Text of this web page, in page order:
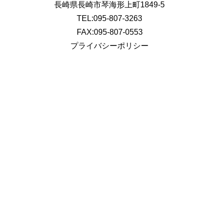
長崎県長崎市琴海形上町1849-5
TEL:095-807-3263
FAX:095-807-0553
プライバシーポリシー